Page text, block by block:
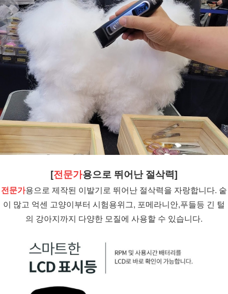
[전문가용으로 뛰어난 절삭력]
전문가용으로 제작된 이발기로 뛰어난 절삭력을 자랑합니다. 숱
이 많고 억센 고양이부터 시험용위그, 포메라니안,푸들등 긴 털
의 강아지까지 다양한 모질에 사용할 수 있습니다.